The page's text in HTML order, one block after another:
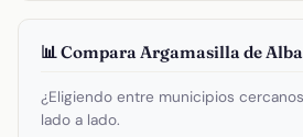
📊 Compara Argamasilla de Alba
¿Eligiendo entre municipios
lado a lado.